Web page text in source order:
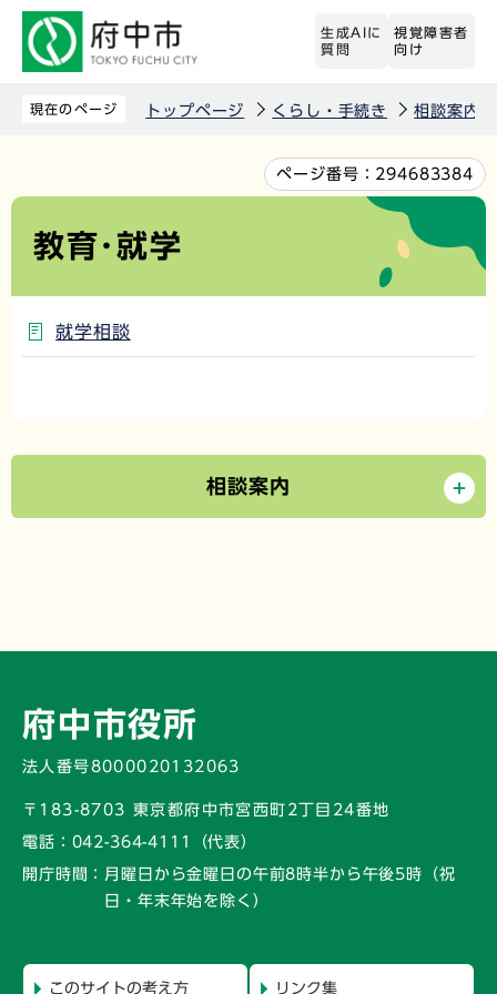
先
す
生成AIに
質問
視覚障害者
向け
現在のページ トップページ くらし・手続き 相談案内
文
か
ページ番号： 294683384
教育･就学
就学相談
相談案内
府中市役所
法人番号8000020132063
〒183-8703 東京都府中市宮西町2丁目24番地
電話： 042-364-4111（代表）
開庁時間： 月曜日から金曜日の午前8時半から午後5時 （祝
日・年末年始を除く）
このサイトの考え方 リンク集